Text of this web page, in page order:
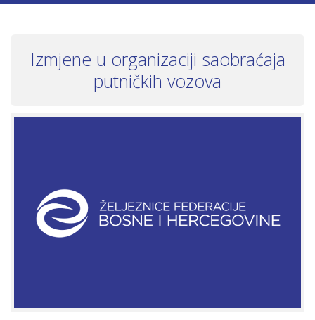
Izmjene u organizaciji saobraćaja
putničkih vozova